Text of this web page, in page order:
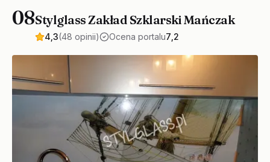
08Stylglass Zakład Szklarski Mańczak
4,3(48 opinii) Ocena portalu7,2